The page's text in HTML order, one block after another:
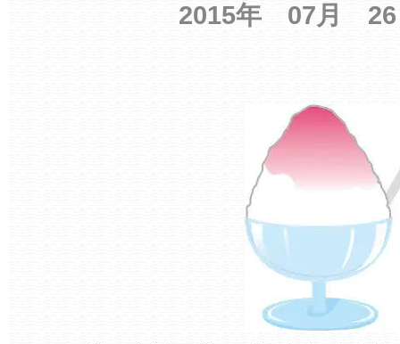
2015年 07月